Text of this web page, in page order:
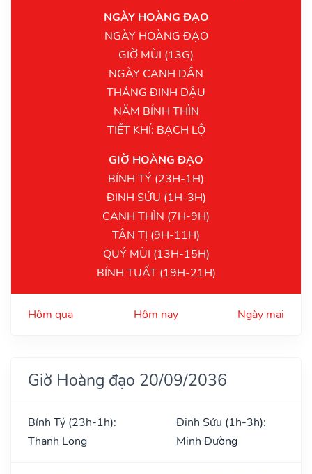
NGÀY HOÀNG ĐẠO
NGÀY HOÀNG ĐẠO
GIỜ MÙI (13G)
NGÀY CANH DẦN
THÁNG ĐINH DẬU
NĂM BÍNH THÌN
TIẾT KHÍ: BẠCH LỘ
GIỜ HOÀNG ĐẠO
BÍNH TÝ (23H-1H)
ĐINH SỬU (1H-3H)
CANH THÌN (7H-9H)
TÂN TỊ (9H-11H)
QUÝ MÙI (13H-15H)
BÍNH TUẤT (19H-21H)
Hôm qua Hôm nay Ngày mai
Giờ Hoàng đạo 20/09/2036
Bính Tý (23h-1h):
Thanh Long
Đinh Sửu (1h-3h):
Minh Đường